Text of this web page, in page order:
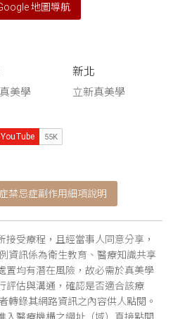
地圖導航
美學
新北
立新真美學
禁忌症副作用細項說明
受療程，且經當事人同意分享，
資訊係為衛生教育、醫療知識共享
置均有潛在風險，故必需於真美學
評估與溝通，確認是否適合該療
轉錄其網路資訊之內容供人點閱。
入醫療機構之網址（域）直接點閱